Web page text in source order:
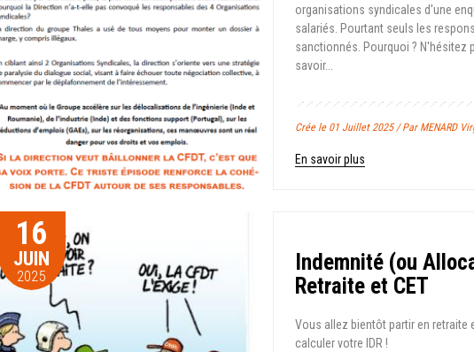
organisations syndicales d'une
salariés. Pourtant seuls les
sanctionnés. Pourquoi ? N'hésitez
savoir...
Crée le 01 Juillet 2025 / Par MENARD
En savoir plus
16
JUIN
2025
Indemnité (ou
Retraite et CET
Vous allez bientôt partir en
calculer votre IDR !